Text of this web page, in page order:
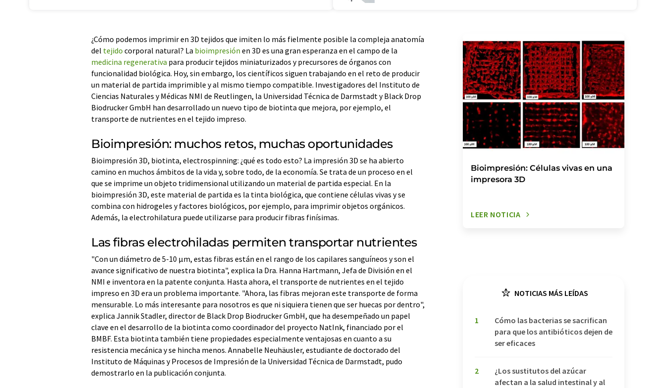
¿Cómo podemos imprimir en 3D tejidos que imiten lo más fielmente posible la compleja anatomía
del tejido corporal natural? La bioimpresión en 3D es una gran esperanza en el campo de la
medicina regenerativa para producir tejidos miniaturizados y precursores de órganos con
funcionalidad biológica. Hoy, sin embargo, los científicos siguen trabajando en el reto de producir
un material de partida imprimible y al mismo tiempo compatible. Investigadores del Instituto de
Ciencias Naturales y Médicas NMI de Reutlingen, la Universidad Técnica de Darmstadt y Black Drop
Biodrucker GmbH han desarrollado un nuevo tipo de biotinta que mejora, por ejemplo, el
transporte de nutrientes en el tejido impreso.
Bioimpresión: muchos retos, muchas oportunidades
Bioimpresión 3D, biotinta, electrospinning: ¿qué es todo esto? La impresión 3D se ha abierto
camino en muchos ámbitos de la vida y, sobre todo, de la economía. Se trata de un proceso en el
que se imprime un objeto tridimensional utilizando un material de partida especial. En la
bioimpresión 3D, este material de partida es la tinta biológica, que contiene células vivas y se
combina con hidrogeles y factores biológicos, por ejemplo, para imprimir objetos orgánicos.
Además, la electrohilatura puede utilizarse para producir fibras finísimas.
Las fibras electrohiladas permiten transportar nutrientes
"Con un diámetro de 5-10 µm, estas fibras están en el rango de los capilares sanguíneos y son el
avance significativo de nuestra biotinta", explica la Dra. Hanna Hartmann, Jefa de División en el
NMI e inventora en la patente conjunta. Hasta ahora, el transporte de nutrientes en el tejido
impreso en 3D era un problema importante. "Ahora, las fibras mejoran este transporte de forma
mensurable. Lo más interesante para nosotros es que ni siquiera tienen que ser huecas por dentro",
explica Jannik Stadler, director de Black Drop Biodrucker GmbH, que ha desempeñado un papel
clave en el desarrollo de la biotinta como coordinador del proyecto NatInk, financiado por el
BMBF. Esta biotinta también tiene propiedades especialmente ventajosas en cuanto a su
resistencia mecánica y se hincha menos. Annabelle Neuhäusler, estudiante de doctorado del
Instituto de Máquinas y Procesos de Impresión de la Universidad Técnica de Darmstadt, pudo
demostrarlo en la publicación conjunta.
Bioimpresión: Células vivas en una
impresora 3D
LEER NOTICIA
NOTICIAS MÁS LEÍDAS
1
Cómo las bacterias se sacrifican
para que los antibióticos dejen de
ser eficaces
2
¿Los sustitutos del azúcar
afectan a la salud intestinal y al